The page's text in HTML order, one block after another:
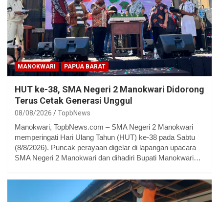
MANOKWARI PAPUA BARAT
HUT ke-38, SMA Negeri 2 Manokwari Didorong
Terus Cetak Generasi Unggul
08/08/2026 TopbNews
Manokwari, TopbNews.com – SMA Negeri 2 Manokwari
memperingati Hari Ulang Tahun (HUT) ke-38 pada Sabtu
(8/8/2026). Puncak perayaan digelar di lapangan upacara
SMA Negeri 2 Manokwari dan dihadiri Bupati Manokwari…